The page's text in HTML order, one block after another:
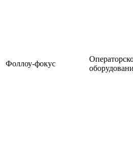
Фоллоу-фокус